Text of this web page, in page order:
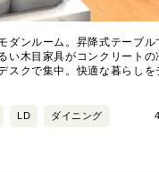
ダンルーム。昇降式テーブル
い木目家具がコンクリートの
スクで集中。快適な暮らしを
LD ダイニング